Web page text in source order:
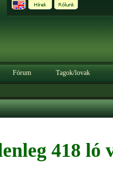
Fórum Tagok/lovak
418 ló